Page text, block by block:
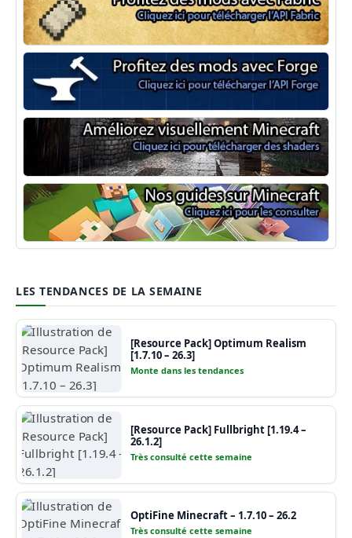
Minecraft Fabric
Minecraft Forge
Shaders Minecraft
Guide Minecraft
LES TENDANCES DE LA SEMAINE
[Resource Pack] Optimum Realism
[1.7.10 – 26.3]
Monte dans les tendances
[Resource Pack] Fullbright [1.19.4 –
26.1.2]
Très consulté cette semaine
OptiFine Minecraft – 1.7.10 – 26.2
Très consulté cette semaine